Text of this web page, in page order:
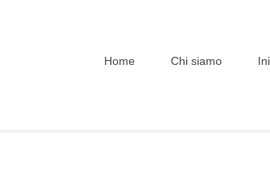
Home Chi siamo